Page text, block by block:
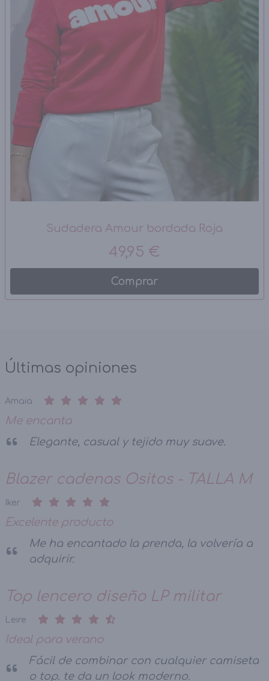
Sudadera Amour bordada Roja
49,95 €
Comprar
Últimas opiniones
Amaia
Me encanta
Elegante, casual y tejido muy suave.
Blazer cadenas Ositos - TALLA M
Iker
Excelente producto
Me ha encantado la prenda, la volvería a
adquirir.
Top lencero diseño LP militar
Leire
Ideal para verano
Fácil de combinar con cualquier camiseta
o top. te da un look moderno.